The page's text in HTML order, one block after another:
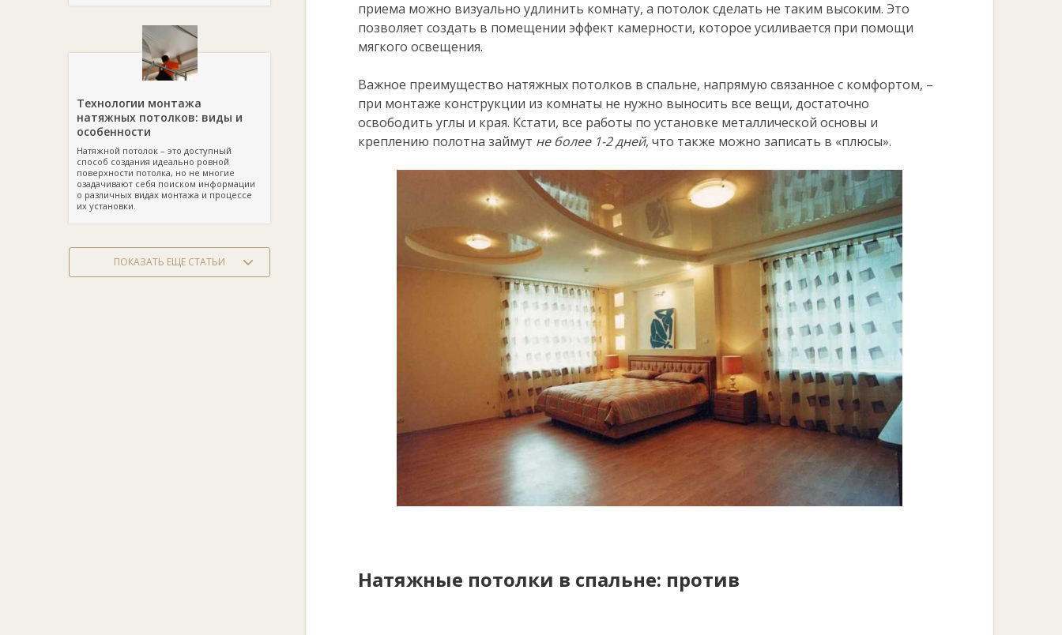
Технологии монтажа
натяжных потолков: виды и
особенности
Натяжной потолок – это доступный
способ создания идеально ровной
поверхности потолка, но не многие
озадачивают себя поиском информации
о различных видах монтажа и процессе
их установки.
ПОКАЗАТЬ ЕЩЕ СТАТЬИ
приема можно визуально удлинить комнату, а потолок сделать не таким высоким. Это
позволяет создать в помещении эффект камерности, которое усиливается при помощи
мягкого освещения.
Важное преимущество натяжных потолков в спальне, напрямую связанное с комфортом, –
при монтаже конструкции из комнаты не нужно выносить все вещи, достаточно
освободить углы и края. Кстати, все работы по установке металлической основы и
креплению полотна займут не более 1-2 дней, что также можно записать в «плюсы».
Натяжные потолки в спальне: против